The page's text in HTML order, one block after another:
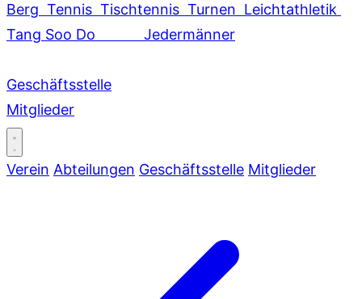
Berg Tennis Tischtennis Turnen Leichtathletik
Tang Soo Do
Jedermänner
Geschäftsstelle
Mitglieder
Verein Abteilungen Geschäftsstelle Mitglieder